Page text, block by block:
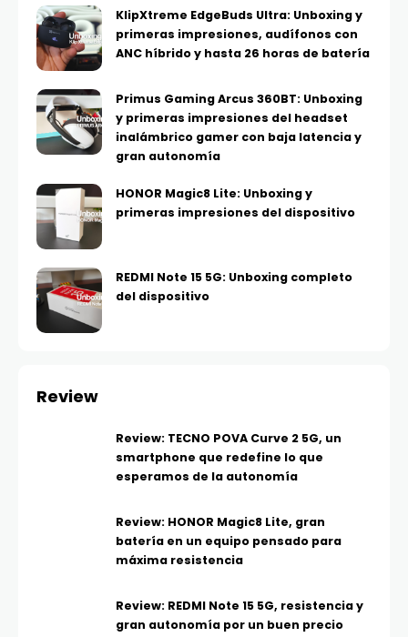
KlipXtreme EdgeBuds Ultra: Unboxing y
primeras impresiones, audífonos con
ANC híbrido y hasta 26 horas de batería
Primus Gaming Arcus 360BT: Unboxing
y primeras impresiones del headset
inalámbrico gamer con baja latencia y
gran autonomía
HONOR Magic8 Lite: Unboxing y
primeras impresiones del dispositivo
REDMI Note 15 5G: Unboxing completo
del dispositivo
Review
Review: TECNO POVA Curve 2 5G, un
smartphone que redefine lo que
esperamos de la autonomía
Review: HONOR Magic8 Lite, gran
batería en un equipo pensado para
máxima resistencia
Review: REDMI Note 15 5G, resistencia y
gran autonomía por un buen precio